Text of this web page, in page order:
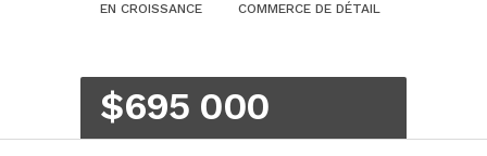
EN CROISSANCE COMMERCE DE DÉTAIL
$695 000